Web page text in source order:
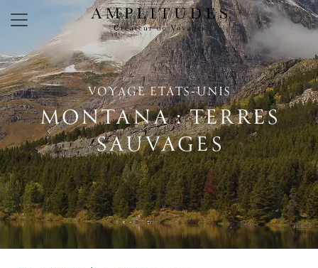
×
VOYAGE ETATS‑UNIS
MONTANA : TERRES
SAUVAGES